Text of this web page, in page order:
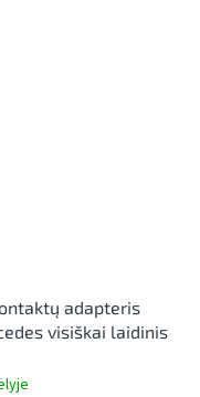
adapteris
visiškai laidinis